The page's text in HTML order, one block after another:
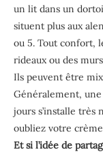
un lit dans un
situent plus aux
ou 5. Tout confort,
rideaux ou des
Ils peuvent être
Généralement,
jours s’installe très
oubliez votre
Et si l’idée de